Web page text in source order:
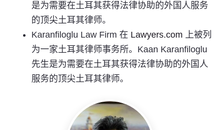
是为需要在土耳其获得法律协助的外国人服务
的顶尖土耳其律师。
Karanfiloglu Law Firm 在 Lawyers.com 上被列
为一家土耳其律师事务所。Kaan Karanfiloglu
先生是为需要在土耳其获得法律协助的外国人
服务的顶尖土耳其律师。